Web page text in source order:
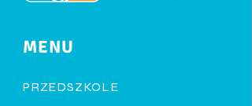
MENU
PRZEDSZKOLE